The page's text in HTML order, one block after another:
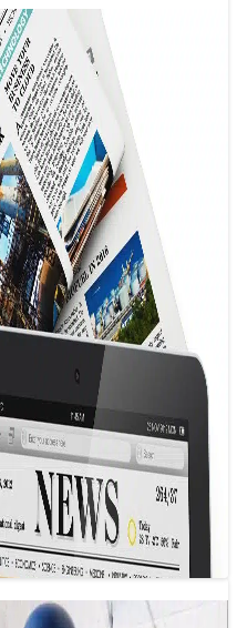
các trang tin tức
bối rối trước việc tiêu
rằng các trang…